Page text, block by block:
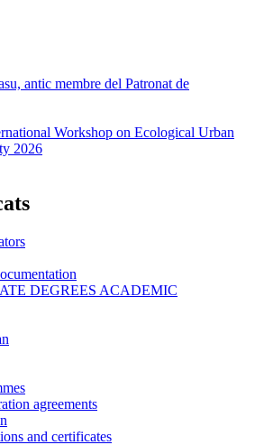
antic membre del Patronat de
Workshop on Ecological Urban
2026
DEGREES ACADEMIC
agreements
and certificates